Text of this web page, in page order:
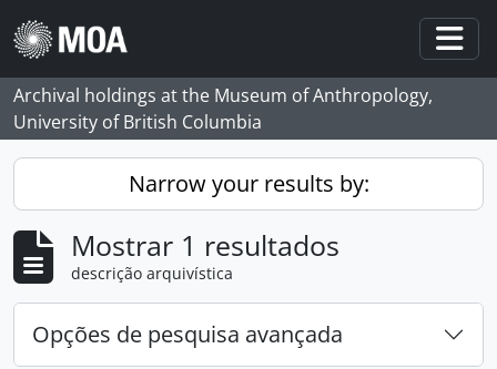
Skip to main content
Archival holdings at the Museum of Anthropology,
University of British Columbia
Narrow your results by:
Mostrar 1 resultados
descrição arquivística
Opções de pesquisa avançada